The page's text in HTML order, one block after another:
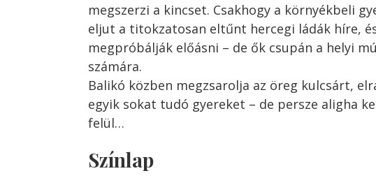
megszerzi a kincset. Csakhogy a környékbeli
eljut a titokzatosan eltűnt hercegi ládák híre,
megpróbálják előásni – de ők csupán a helyi
számára.
Balikó közben megzsarolja az öreg kulcsárt,
egyik sokat tudó gyereket – de persze aligha
felül…
Színlap